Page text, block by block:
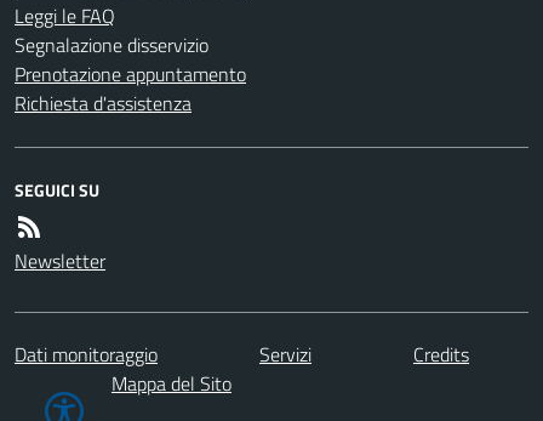
Leggi le FAQ
Segnalazione disservizio
Prenotazione appuntamento
Richiesta d'assistenza
SEGUICI SU
Newsletter
Dati monitoraggio Servizi
Credits
Mappa del Sito